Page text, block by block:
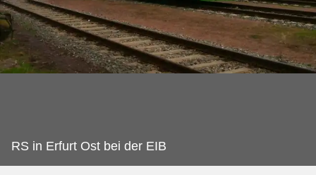
RS in Erfurt Ost bei der EIB